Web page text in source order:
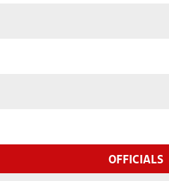
OFFICIALS